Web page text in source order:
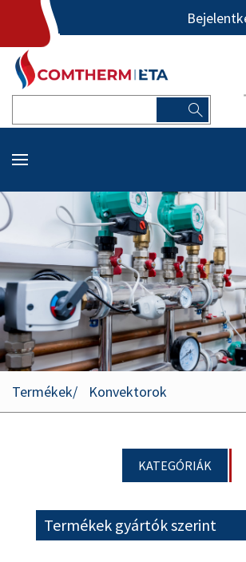
Termékek Konvektorok
KATEGÓRIÁK
Termékek gyártók szerint